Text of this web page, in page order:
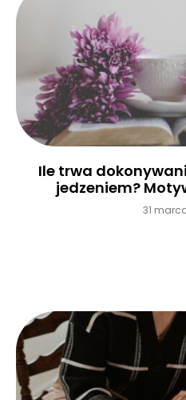
Ile trwa
jedzeniem?
31